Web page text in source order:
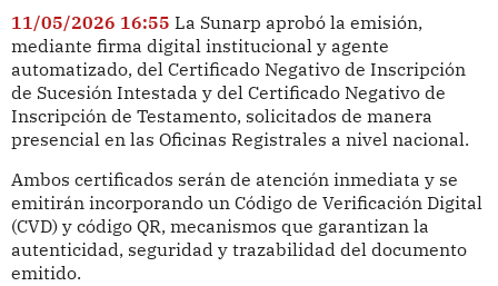
11/05/2026 16:55 La Sunarp aprobó la emisión,
mediante firma digital institucional y agente
automatizado, del Certificado Negativo de Inscripción
de Sucesión Intestada y del Certificado Negativo de
Inscripción de Testamento, solicitados de manera
presencial en las Oficinas Registrales a nivel nacional.
Ambos certificados serán de atención inmediata y se
emitirán incorporando un Código de Verificación Digital
(CVD) y código QR, mecanismos que garantizan la
autenticidad, seguridad y trazabilidad del documento
emitido.